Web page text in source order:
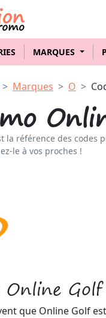
MARQUES
Marques O
la référence des
le à vos proches !
Online Golf
que Online Golf